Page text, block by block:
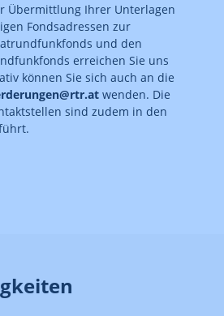
Übermittlung Ihrer Unterlagen
Fondsadressen zur
und den
erreichen Sie uns
können Sie sich auch an die
wenden. Die
sind zudem in den